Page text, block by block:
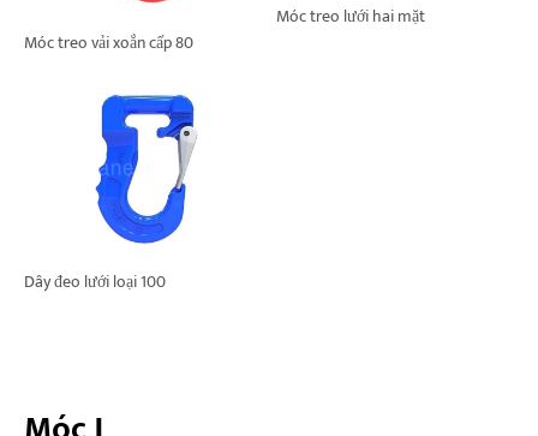
Móc treo vải xoắn cấp 80
Móc treo lưới hai mặt
Dây đeo lưới loại 100